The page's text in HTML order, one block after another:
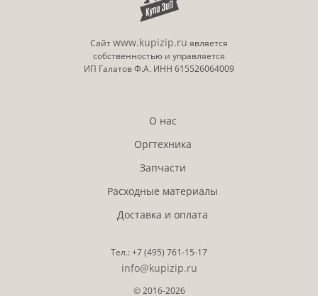
Сайтwww.kupizip.ru является
собственностью и управляется
ИП Галатов Ф.А. ИНН 615526064009
О нас
Оргтехника
Запчасти
Расходные материалы
Доставка и оплата
Тел.:+7 (495) 761-15-17
info@kupizip.ru
© 2016-2026